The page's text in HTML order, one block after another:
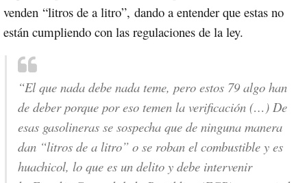
venden “litros de a litro”, dando a entender que estas no
están cumpliendo con las regulaciones de la ley.
“El que nada debe nada teme, pero estos 79 algo han
de deber porque por eso temen la verificación (…) De
esas gasolineras se sospecha que de ninguna manera
dan “litros de a litro” o se roban el combustible y es
huachicol, lo que es un delito y debe intervenir